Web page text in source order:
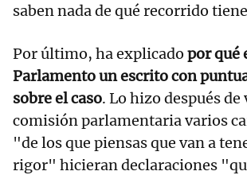
saben nada de qué recorrido
Por último, ha explicado por qué
Parlamento un escrito con
sobre el caso. Lo hizo después de
comisión parlamentaria varios
"de los que piensas que van a
rigor" hicieran declaraciones